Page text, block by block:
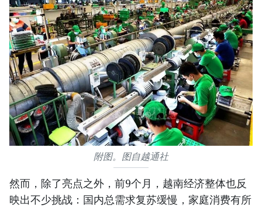
附图。图自越通社
然而，除了亮点之外，前9个月，越南经济整体也反
映出不少挑战：国内总需求复苏缓慢，家庭消费有所